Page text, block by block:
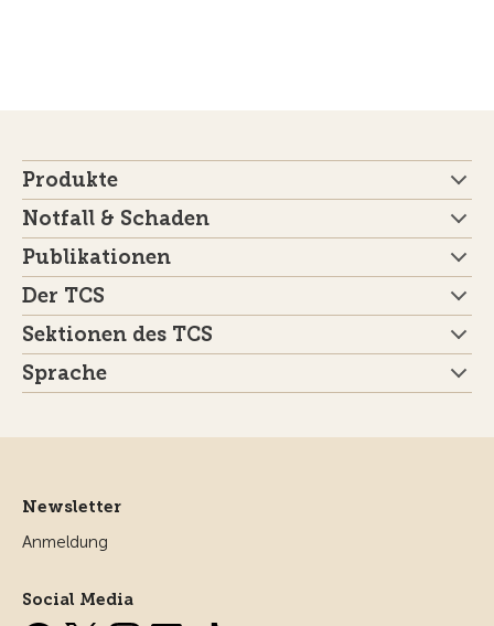
Produkte
Notfall & Schaden
Publikationen
Der TCS
Sektionen des TCS
Sprache
Newsletter
Anmeldung
Social Media